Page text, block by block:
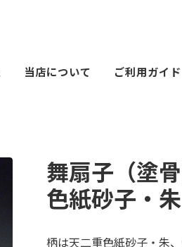
当店について ご利用ガイド
舞扇子（塗
色紙砂子・朱
柄は天二重色紙砂子・朱